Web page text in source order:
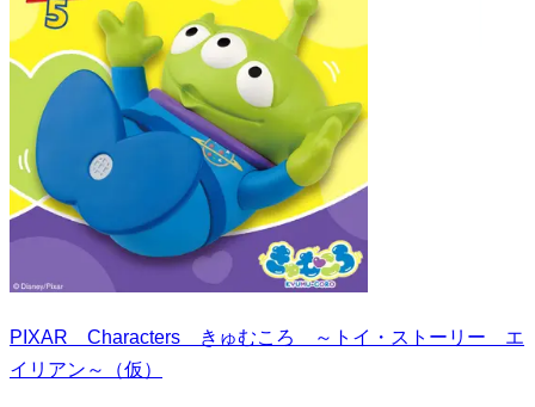
PIXAR Characters きゅむころ ～トイ・ストーリー エ
イリアン～（仮）